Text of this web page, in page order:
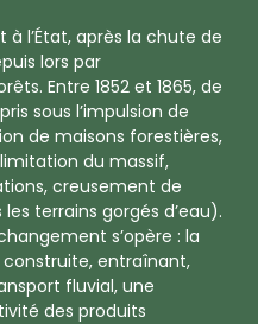
à l’État, après la chute de
lors par
Entre 1852 et 1865, de
sous l’impulsion de
de maisons forestières,
du massif,
creusement de
terrains gorgés d’eau).
s’opère : la
construite, entraînant,
fluvial, une
des produits